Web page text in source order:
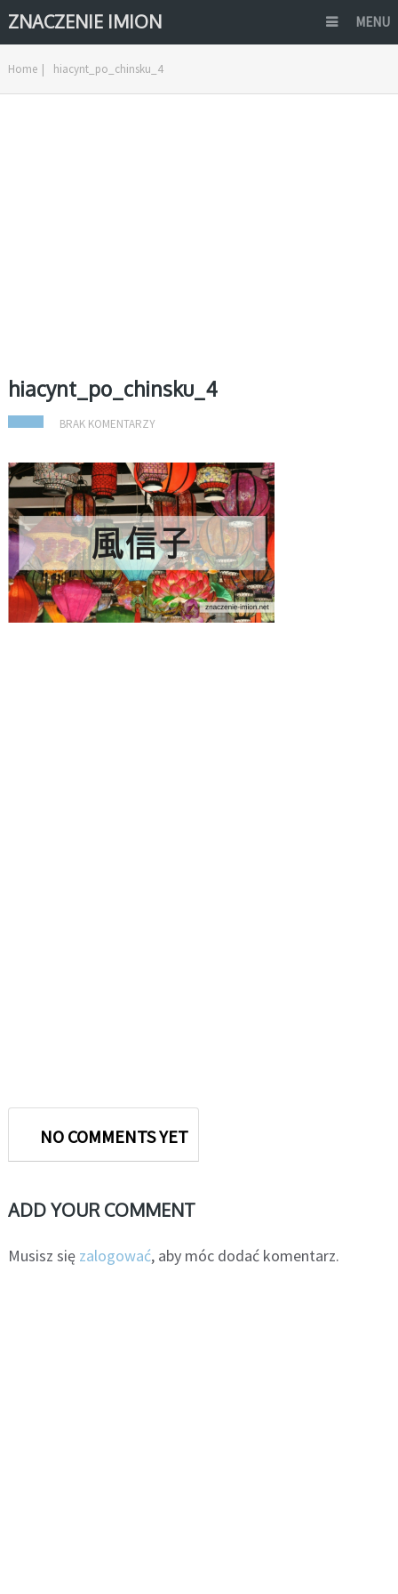
ZNACZENIE IMION MENU
Home | hiacynt_po_chinsku_4
hiacynt_po_chinsku_4
BRAK KOMENTARZY
NO COMMENTS YET
ADD YOUR COMMENT
Musisz się zalogować, aby móc dodać komentarz.